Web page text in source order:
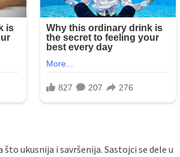
ukusnija i savršenija. Sastojci se dele u